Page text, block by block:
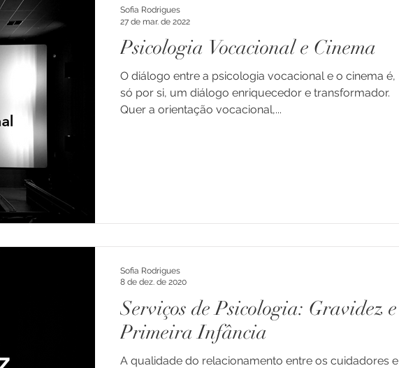
Psicologia Vocacional e Cinema
O diálogo entre a psicologia vocacional e o cinema é,
só por si, um diálogo enriquecedor e transformador.
Quer a orientação vocacional,...
Sofia Rodrigues
27 de mar. de 2022
Serviços de Psicologia: Gravidez e
Primeira Infância
A qualidade do relacionamento entre os cuidadores e
Sofia Rodrigues
8 de dez. de 2020